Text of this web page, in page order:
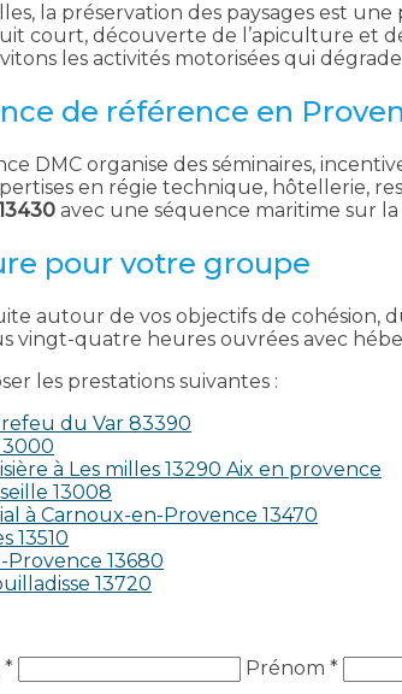
la préservation des paysages est
court, découverte de l’apiculture et
les activités motorisées qui
de référence en
DMC organise des séminaires,
en régie technique, hôtellerie,
avec une séquence maritime sur
pour votre groupe
autour de vos objectifs de cohésion,
vingt-quatre heures ouvrées avec
les prestations suivantes :
du Var 83390
à Les milles 13290 Aix en provence​
13008
à Carnoux-en-Provence 13470
13510
Provence 13680
13720
* Prénom *